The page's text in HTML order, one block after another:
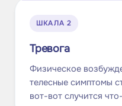
ШКАЛА 2
Тревога
Физическое
телесные симптомы
вот-вот случится